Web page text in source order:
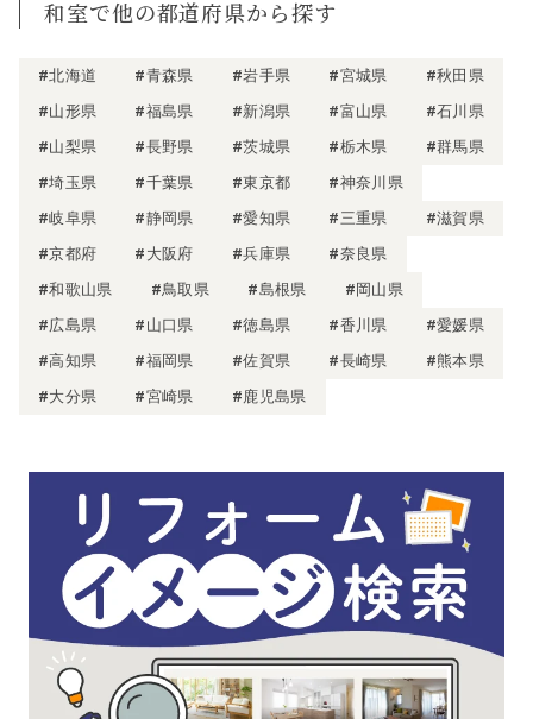
和室で他の都道府県から探す
#北海道 #青森県 #岩手県 #宮城県
#秋田県
#山形県
#福島県 #新潟県 #富山県
#石川県
#山梨県
#長野県 #茨城県 #栃木県
#群馬県
#埼玉県
#千葉県 #東京都
#神奈川県
#岐阜県
#静岡県 #愛知県 #三重県
#滋賀県
#京都府
#大阪府 #兵庫県
#奈良県
#和歌山県
#鳥取県 #島根県
#岡山県
#広島県
#山口県 #徳島県 #香川県
#愛媛県
#高知県
#福岡県 #佐賀県 #長崎県
#熊本県
#大分県
#宮崎県 #鹿児島県